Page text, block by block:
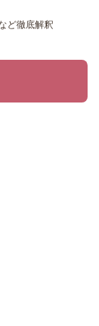
ど徹底解釈